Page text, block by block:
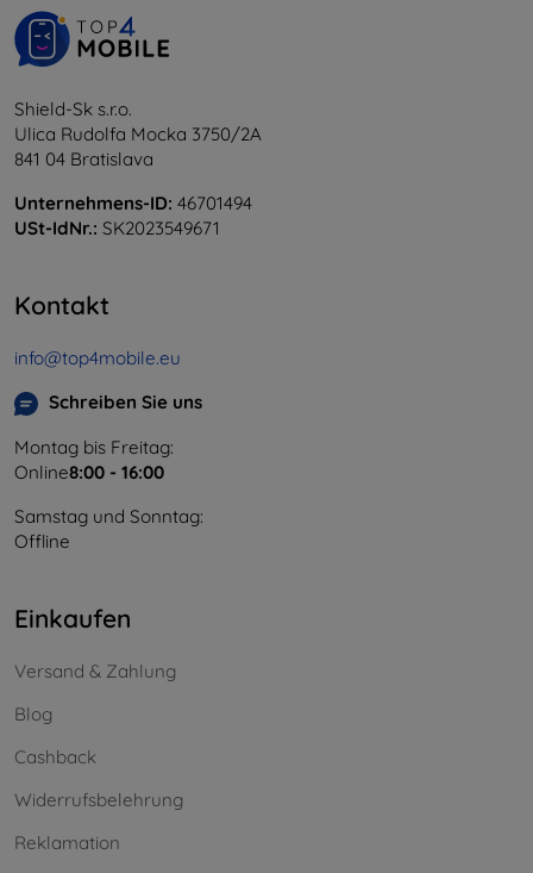
Shield-Sk s.r.o.
Ulica Rudolfa Mocka 3750/2A
841 04 Bratislava
Unternehmens-ID: 46701494
USt-IdNr.: SK2023549671
Kontakt
info@top4mobile.eu
Schreiben Sie uns
Montag bis Freitag:
Online8:00 - 16:00
Samstag und Sonntag:
Offline
Einkaufen
Versand & Zahlung
Blog
Cashback
Widerrufsbelehrung
Reklamation